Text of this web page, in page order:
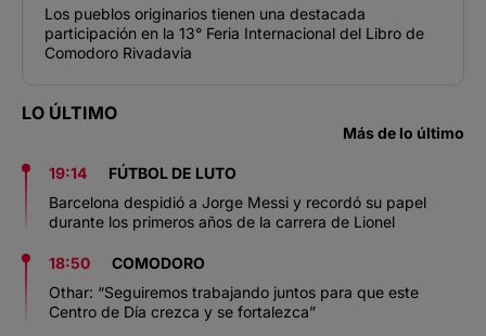
Los pueblos originarios tienen una destacada
participación en la 13° Feria Internacional del Libro de
Comodoro Rivadavia
LO ÚLTIMO
Más de lo último
19:14
FÚTBOL DE LUTO
Barcelona despidió a Jorge Messi y recordó su papel
durante los primeros años de la carrera de Lionel
18:50
COMODORO
Othar: “Seguiremos trabajando juntos para que este
Centro de Día crezca y se fortalezca”